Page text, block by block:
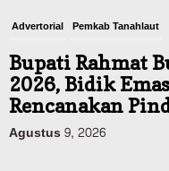
Advertorial Pemkab Tanahlaut
Bupati Rahmat
2026, Bidik
Rencanakan
Agustus 9, 2026